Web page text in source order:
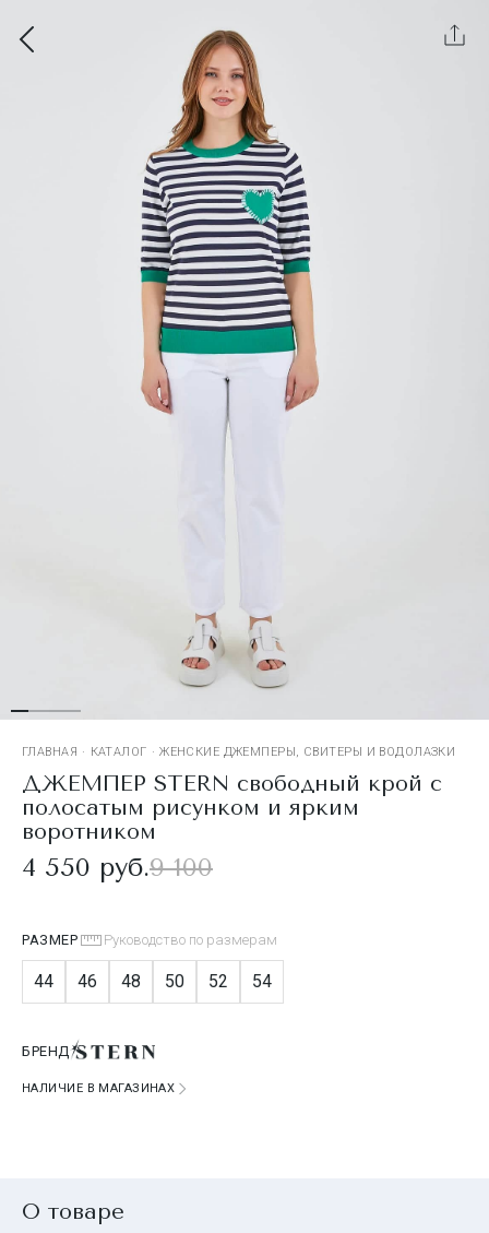
ГЛАВНАЯ · КАТАЛОГ · ЖЕНСКИЕ ДЖЕМПЕРЫ, СВИТЕРЫ И ВОДОЛАЗКИ
ДЖЕМПЕР STERN свободный крой с
полосатым рисунком и ярким
воротником
4 550 руб.9 100
РАЗМЕР Руководство по размерам
44 46 48 50 52 54
БРЕНД
НАЛИЧИЕ В МАГАЗИНАХ
О товаре